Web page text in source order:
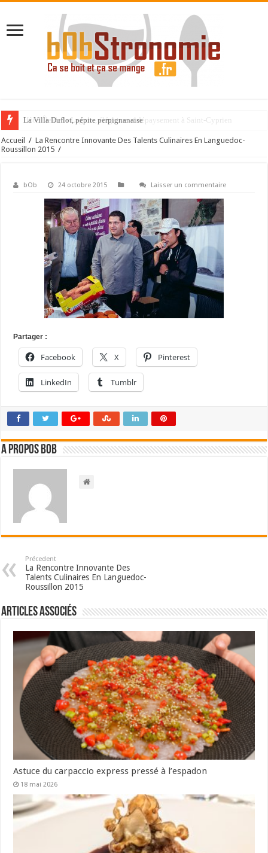
La Villa Duflot, pépite perpignanaise
Accueil / La Rencontre Innovante Des Talents Culinaires En Languedoc-
Roussillon 2015 /
bOb 24 octobre 2015 Laisser un commentaire
Partager :
Facebook X Pinterest
LinkedIn Tumblr
A propos bOb
Précedent
La Rencontre Innovante Des
Talents Culinaires En Languedoc-
Roussillon 2015
Articles associés
Astuce du carpaccio express pressé à l’espadon
18 mai 2026